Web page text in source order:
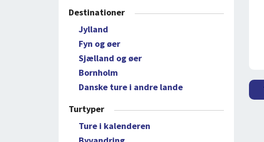
Destinationer
Jylland
Fyn og øer
Sjælland og øer
Bornholm
Danske ture i andre lande
Turtyper
Ture i kalenderen